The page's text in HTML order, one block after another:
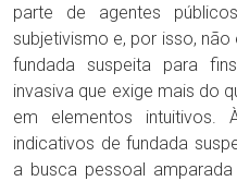
parte de agentes
subjetivismo e, por isso,
fundada suspeita para
invasiva que exige mais do
em elementos
indicativos de fundada
a busca pessoal